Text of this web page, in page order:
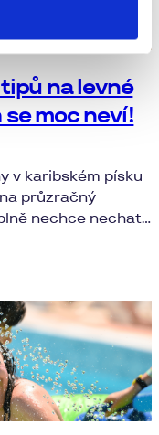
na levné
moc neví!
v karibském písku
průzračný
nechce nechat
se skoro